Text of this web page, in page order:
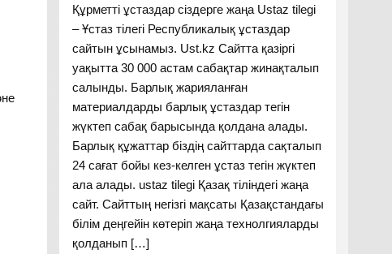
Құрметті ұстаздар сіздерге жаңа Ustaz tilegi
– Ұстаз тілегі Республикалық ұстаздар
сайтын ұсынамыз. Ust.kz Сайтта қазіргі
уақытта 30 000 астам сабақтар жинақталып
салынды. Барлық жарияланған
материалдарды барлық ұстаздар тегін
жүктеп сабақ барысында қолдана алады.
Барлық құжаттар біздің сайттарда сақталып
24 сағат бойы кез-келген ұстаз тегін жүктеп
ала алады. ustaz tilegi Қазақ тіліндегі жаңа
сайт. Сайттың негізгі мақсаты Қазақстандағы
білім деңгейін көтеріп жаңа технолгияларды
қолданып […]